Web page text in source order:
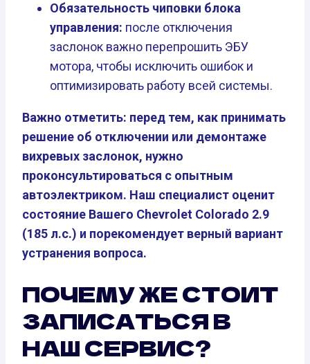
Обязательность чиповки блока
управления: после отключения
заслонок важно перепрошить ЭБУ
мотора, чтобы исключить ошибок и
оптимизировать работу всей системы.
Важно отметить: перед тем, как принимать
решение об отключении или демонтаже
вихревых заслонок, нужно
проконсультироваться с опытным
автоэлектриком. Наш специалист оценит
состояние Вашего Chevrolet Colorado 2.9
(185 л.с.) и порекомендует верный вариант
устранения вопроса.
ПОЧЕМУ ЖЕ СТОИТ
ЗАПИСАТЬСЯ В
НАШ СЕРВИС?